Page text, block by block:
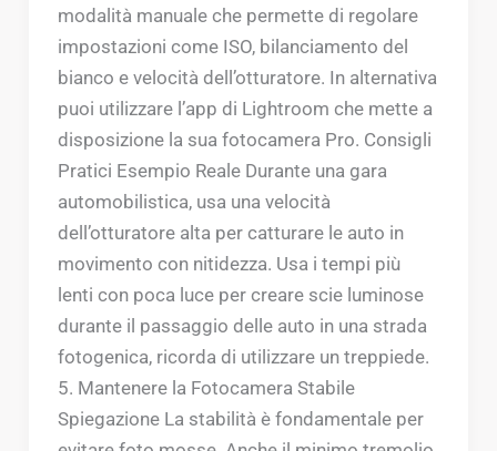
modalità manuale che permette di regolare
impostazioni come ISO, bilanciamento del
bianco e velocità dell’otturatore. In alternativa
puoi utilizzare l’app di Lightroom che mette a
disposizione la sua fotocamera Pro. Consigli
Pratici Esempio Reale Durante una gara
automobilistica, usa una velocità
dell’otturatore alta per catturare le auto in
movimento con nitidezza. Usa i tempi più
lenti con poca luce per creare scie luminose
durante il passaggio delle auto in una strada
fotogenica, ricorda di utilizzare un treppiede.
5. Mantenere la Fotocamera Stabile
Spiegazione La stabilità è fondamentale per